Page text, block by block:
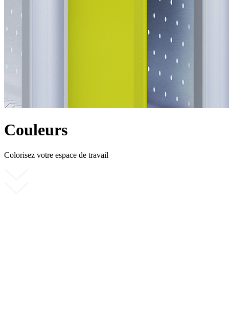
Couleurs
Colorisez votre espace de travail